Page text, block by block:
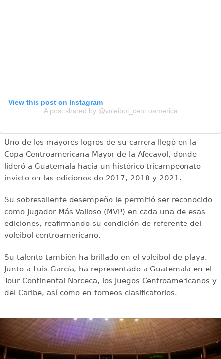
View this post on Instagram
A post shared by @voleibol_centroamerica
Uno de los mayores logros de su carrera llegó en la
Copa Centroamericana Mayor de la Afecavol, donde
lideró a Guatemala hacia un histórico tricampeonato
invicto en las ediciones de 2017, 2018 y 2021.
Su sobresaliente desempeño le permitió ser reconocido
como Jugador Más Valioso (MVP) en cada una de esas
ediciones, reafirmando su condición de referente del
voleibol centroamericano.
Su talento también ha brillado en el voleibol de playa.
Junto a Luis García, ha representado a Guatemala en el
Tour Continental Norceca, los Juegos Centroamericanos y
del Caribe, así como en torneos clasificatorios.